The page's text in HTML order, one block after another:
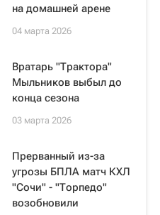
на домашней арене
04 марта 2026
Вратарь "Трактора"
Мыльников выбыл до
конца сезона
03 марта 2026
Прерванный из-за
угрозы БПЛА матч КХЛ
"Сочи" - "Торпедо"
возобновили